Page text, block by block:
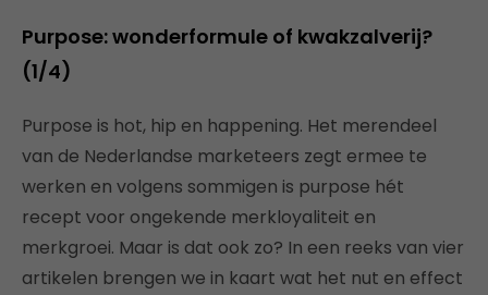
Purpose: wonderformule of kwakzalverij?
(1/4)
Purpose is hot, hip en happening. Het merendeel
van de Nederlandse marketeers zegt ermee te
werken en volgens sommigen is purpose hét
recept voor ongekende merkloyaliteit en
merkgroei. Maar is dat ook zo? In een reeks van vier
artikelen brengen we in kaart wat het nut en effect